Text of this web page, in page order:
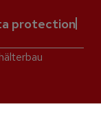
protection